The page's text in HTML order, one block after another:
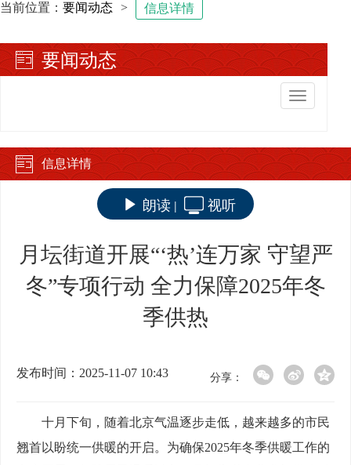
当前位置： 要闻动态 > 信息详情
要闻动态
切
换
航
信息详情
朗读 | 视听
月坛街道开展“‘热’连万家 守望严
冬”专项行动 全力保障2025年冬
季供热
发布时间：2025-11-07 10:43 分享：
十月下旬，随着北京气温逐步走低，越来越多的市民
翘首以盼统一供暖的开启。为确保2025年冬季供暖工作的